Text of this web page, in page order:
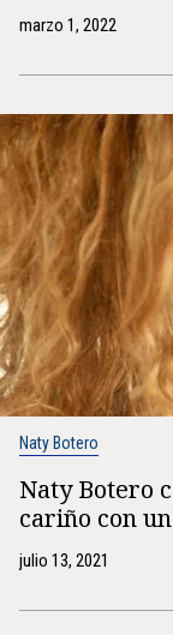
marzo 1, 2022
Naty Botero
Naty Botero
cariño con
julio 13, 2021